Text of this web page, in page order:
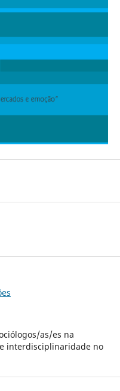
as/es na
interdisciplinaridade no